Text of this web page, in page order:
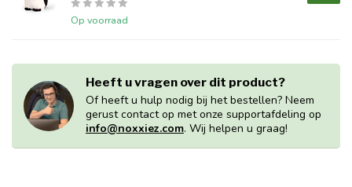
Op voorraad
Heeft u vragen over dit product?
Of heeft u hulp nodig bij het bestellen? Neem
gerust contact op met onze supportafdeling op
info@noxxiez.com. Wij helpen u graag!